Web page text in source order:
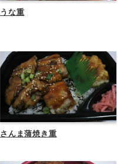
うな重
さんま蒲焼き重